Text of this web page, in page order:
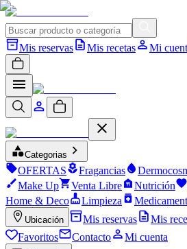
Mis reservas Mis recetas Mi
Categorias
OFERTAS Fragancias
Make Up
Venta Libre Nutrición
Home & Deco
Limpieza
Ubicación Mis reservas
Mis
Favoritos
Contacto Mi cuenta